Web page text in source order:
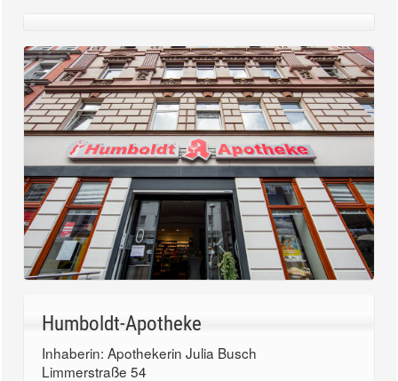
Humboldt-Apotheke
Inhaberin: Apothekerin Julia Busch
Limmerstraße 54